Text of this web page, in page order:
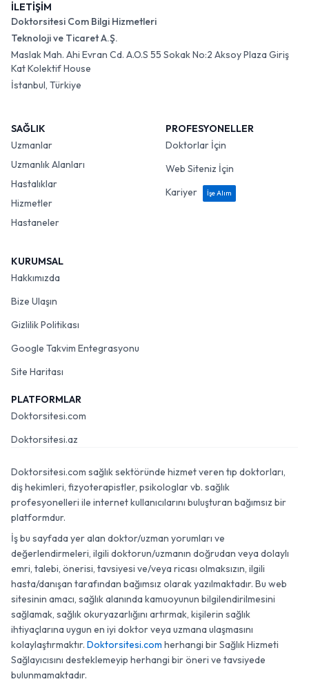
İLETİŞİM
Doktorsitesi Com Bilgi Hizmetleri
Teknoloji ve Ticaret A.Ş.
Maslak Mah. Ahi Evran Cd. A.O.S 55 Sokak No:2 Aksoy Plaza Giriş
Kat Kolektif House
İstanbul, Türkiye
SAĞLIK
Uzmanlar
Uzmanlık Alanları
Hastalıklar
Hizmetler
Hastaneler
PROFESYONELLER
Doktorlar İçin
Web Siteniz İçin
Kariyer
İşe Alım
KURUMSAL
Hakkımızda
Bize Ulaşın
Gizlilik Politikası
Google Takvim Entegrasyonu
Site Haritası
PLATFORMLAR
Doktorsitesi.com
Doktorsitesi.az
Doktorsitesi.com sağlık sektöründe hizmet veren tıp doktorları,
diş hekimleri, fizyoterapistler, psikologlar vb. sağlık
profesyonelleri ile internet kullanıcılarını buluşturan bağımsız bir
platformdur.
İş bu sayfada yer alan doktor/uzman yorumları ve
değerlendirmeleri, ilgili doktorun/uzmanın doğrudan veya dolaylı
emri, talebi, önerisi, tavsiyesi ve/veya ricası olmaksızın, ilgili
hasta/danışan tarafından bağımsız olarak yazılmaktadır. Bu web
sitesinin amacı, sağlık alanında kamuoyunun bilgilendirilmesini
sağlamak, sağlık okuryazarlığını artırmak, kişilerin sağlık
ihtiyaçlarına uygun en iyi doktor veya uzmana ulaşmasını
kolaylaştırmaktır. Doktorsitesi.com herhangi bir Sağlık Hizmeti
Sağlayıcısını desteklemeyip herhangi bir öneri ve tavsiyede
bulunmamaktadır.